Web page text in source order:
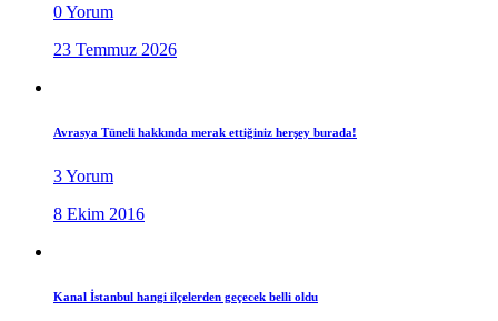
0 Yorum
23 Temmuz 2026
Avrasya Tüneli hakkında merak ettiğiniz herşey burada!
3 Yorum
8 Ekim 2016
Kanal İstanbul hangi ilçelerden geçecek belli oldu